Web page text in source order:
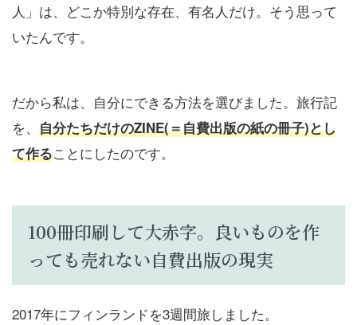
人」は、どこか特別な存在、有名人だけ。そう思って
いたんです。
だから私は、自分にできる方法を選びました。旅行記
を、 自分たちだけのZINE(＝自費出版の紙の冊子)とし
て作ることにしたのです。
100冊印刷して大赤字。良いものを作
っても売れない自費出版の現実
2017年にフィンランドを3週間旅しました。